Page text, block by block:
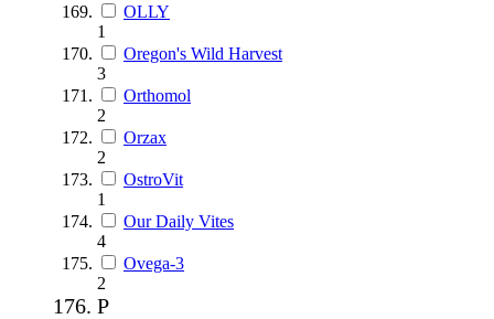
OLLY
1
Oregon's Wild Harvest
3
Orthomol
2
Orzax
2
OstroVit
1
Our Daily Vites
4
Ovega-3
2
P